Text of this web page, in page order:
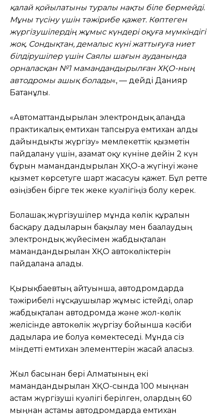
қалай қойылатыны туралы нақты біле бермейді.
Мұны түсіну үшін тәжірибе қажет. Көптеген
жүргізушілердің жұмыс күндері оқуға мүмкіндігі
жоқ. Сондықтан, демалыс күні жаттығуға ниет
білдірушілер үшін Саялы шағын ауданында
орналасқан №1 мамандандырылған ХҚО-ның
автодромы ашық болады«, — дейді Данияр
Батанұлы.
«Автоматтандырылған электрондық алаңда
практикалық емтихан тапсыруға емтихан алды
дайындықты жүргізу» мемлекеттік қызметін
пайдалану үшін, азамат оқу күніне дейін 2 күн
бұрын мамандандырылған ХҚО-ға жүгінуі және
қызмет көрсетуге шарт жасасуы қажет. Бұл ретте
өзіңізбен бірге тек жеке куәлігіңіз болу керек.
Болашақ жүргізушілер мұнда көлік құралын
басқару дағдыларын бақылау мен бағалаудың
электрондық жүйесімен жабдықталған
мамандандырылған ХҚО автокөліктерін
пайдалана алады.
Қырықбаевтың айтуынша, автодромдарда
тәжірибелі нұсқаушылар жұмыс істейді, олар
жабдықталған автодромда және жол-көлік
желісінде автокөлік жүргізу бойынша кәсіби
дағдыларға ие болуға көмектеседі. Мұнда сіз
міндетті емтихан элементтерін жасай аласыз.
Жыл басынан бері Алматының екі
мамандандырылған ХҚО-сында 100 мыңнан
астам жүргізуші куәлігі берілген, олардың 60
мыңнан астамы автодромдарда емтихан